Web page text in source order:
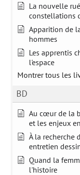
La nouvelle
constellations
Apparition de
hommes
Les apprentis
l'espace
Montrer tous les
BD
Au cœur de la
et les enjeux
À la recherche
entretien
Quand la
l'histoire